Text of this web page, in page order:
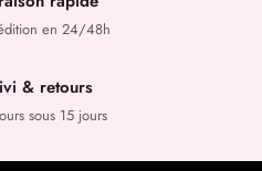
en 24/48h
& retours
sous 15 jours